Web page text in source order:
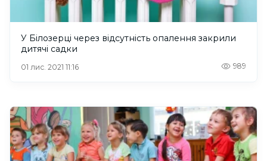
У Білозерці через відсутність опалення закрили
дитячі садки
01 лис. 2021 11:16 989